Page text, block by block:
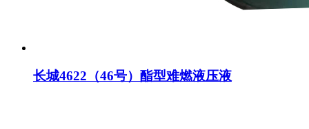
长城4622（46号）酯型难燃液压液